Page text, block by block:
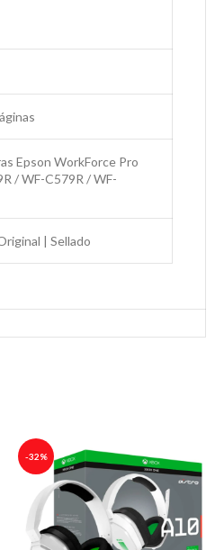
Epson WorkForce Pro
/ WF-C579R / WF-
| Sellado
-32%